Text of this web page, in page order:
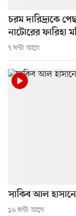
চরম দারিদ্র্যকে
নাটোরের ফারিহা
৭ ঘণ্টা আগে
সাকিব আল
১৬ ঘণ্টা আগে